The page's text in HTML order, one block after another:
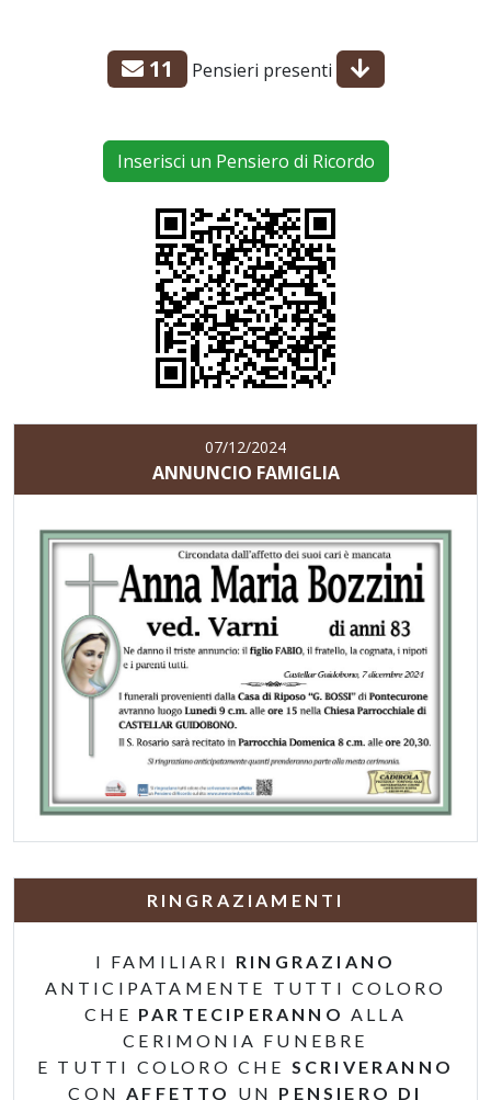
11 Pensieri presenti
Inserisci un Pensiero di Ricordo
07/12/2024
ANNUNCIO FAMIGLIA
RINGRAZIAMENTI
I FAMILIARI RINGRAZIANO
ANTICIPATAMENTE TUTTI COLORO
CHE PARTECIPERANNO ALLA
CERIMONIA FUNEBRE
E TUTTI COLORO CHE SCRIVERANNO
CON AFFETTO UN PENSIERO DI